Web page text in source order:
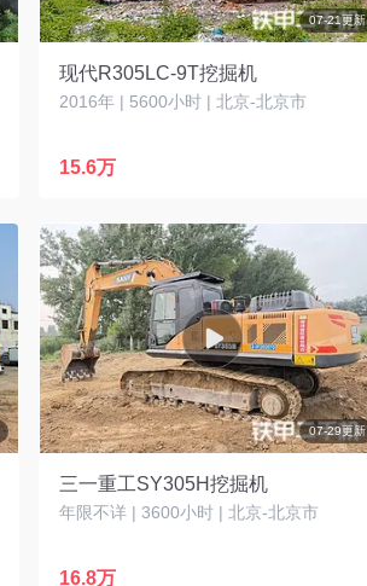
07-21更新
现代R305LC-9T挖掘机
2016年 | 5600小时 | 北京-北京市
15.6万
07-29更新
三一重工SY305H挖掘机
年限不详 | 3600小时 | 北京-北京市
16.8万